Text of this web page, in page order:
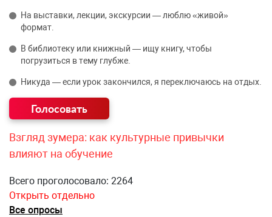
На выставки, лекции, экскурсии — люблю «живой»
формат.
В библиотеку или книжный — ищу книгу, чтобы
погрузиться в тему глубже.
Никуда — если урок закончился, я переключаюсь на отдых.
Взгляд зумера: как культурные привычки
влияют на обучение
Всего проголосовало: 2264
Открыть отдельно
Все опросы